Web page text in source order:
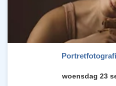
woensdag 23